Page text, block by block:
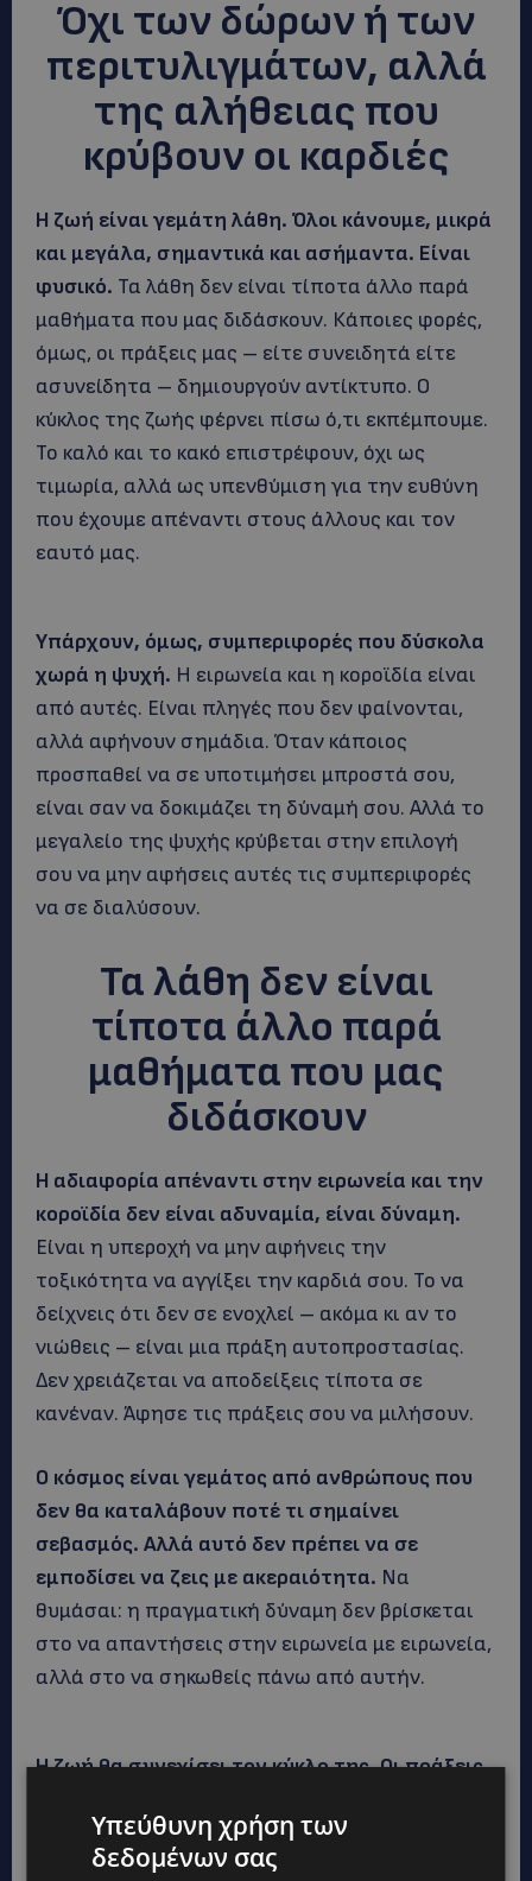
Όχι των δώρων ή των
περιτυλιγμάτων, αλλά
της αλήθειας που
κρύβουν οι καρδιές
Η ζωή είναι γεμάτη λάθη. Όλοι κάνουμε, μικρά
και μεγάλα, σημαντικά και ασήμαντα. Είναι
φυσικό. Τα λάθη δεν είναι τίποτα άλλο παρά
μαθήματα που μας διδάσκουν. Κάποιες φορές,
όμως, οι πράξεις μας – είτε συνειδητά είτε
ασυνείδητα – δημιουργούν αντίκτυπο. Ο
κύκλος της ζωής φέρνει πίσω ό,τι εκπέμπουμε.
Το καλό και το κακό επιστρέφουν, όχι ως
τιμωρία, αλλά ως υπενθύμιση για την ευθύνη
που έχουμε απέναντι στους άλλους και τον
εαυτό μας.
Υπάρχουν, όμως, συμπεριφορές που δύσκολα
χωρά η ψυχή. Η ειρωνεία και η κοροϊδία είναι
από αυτές. Είναι πληγές που δεν φαίνονται,
αλλά αφήνουν σημάδια. Όταν κάποιος
προσπαθεί να σε υποτιμήσει μπροστά σου,
είναι σαν να δοκιμάζει τη δύναμή σου. Αλλά το
μεγαλείο της ψυχής κρύβεται στην επιλογή
σου να μην αφήσεις αυτές τις συμπεριφορές
να σε διαλύσουν.
Τα λάθη δεν είναι
τίποτα άλλο παρά
μαθήματα που μας
διδάσκουν
Η αδιαφορία απέναντι στην ειρωνεία και την
κοροϊδία δεν είναι αδυναμία, είναι δύναμη.
Είναι η υπεροχή να μην αφήνεις την
τοξικότητα να αγγίξει την καρδιά σου. Το να
δείχνεις ότι δεν σε ενοχλεί – ακόμα κι αν το
νιώθεις – είναι μια πράξη αυτοπροστασίας.
Δεν χρειάζεται να αποδείξεις τίποτα σε
κανέναν. Άφησε τις πράξεις σου να μιλήσουν.
Ο κόσμος είναι γεμάτος από ανθρώπους που
δεν θα καταλάβουν ποτέ τι σημαίνει
σεβασμός. Αλλά αυτό δεν πρέπει να σε
εμποδίσει να ζεις με ακεραιότητα. Να
θυμάσαι: η πραγματική δύναμη δεν βρίσκεται
στο να απαντήσεις στην ειρωνεία με ειρωνεία,
αλλά στο να σηκωθείς πάνω από αυτήν.
Η ζωή θα συνεχίσει τον κύκλο της. Οι πράξεις
τρόπους που μόνο η ίδια η ζωή μπορεί να
ι. Εσύ συνέχισε να βαδίζεις με καλοσύνη,
Υπεύθυνη χρήση των
δεδομένων σας